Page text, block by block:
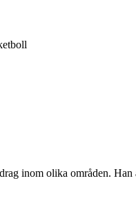
inom olika områden.